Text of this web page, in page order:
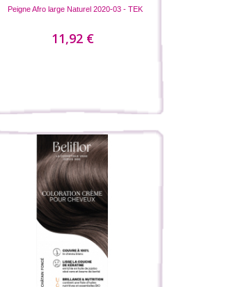
Peigne Afro large Naturel 2020-03 - TEK
11,92 €